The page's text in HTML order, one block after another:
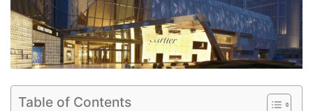
Table of Contents